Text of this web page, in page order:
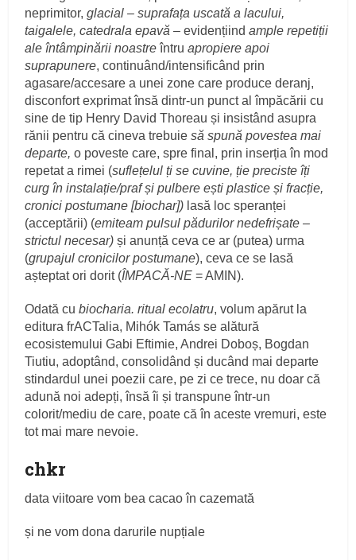
neprimitor,glacial – suprafața uscată a lacului,
taigalele, catedrala epavă – evidențiindample repetiții
ale întâmpinării noastreîntruapropiere apoi
suprapunere, continuând/intensificând prin
agasare/accesare a unei zone care produce deranj,
disconfort exprimat însă dintr-un punct al împăcării cu
sine de tip Henry David Thoreau și insistând asupra
rănii pentru că cineva trebuie să spună povestea mai
departe,o poveste care, spre final, prin inserția în mod
repetat a rimei (suflețelul ți se cuvine, ție preciste îți
curg în instalație/praf și pulbere ești plastice și fracție,
cronici postumane [biochar]) lasă loc speranței
(acceptării) (emiteam pulsul pădurilor nedefrișate –
strictul necesar) și anunță ceva ce ar (putea) urma
(grupajul cronicilor postumane), ceva ce se lasă
așteptat ori dorit (ÎMPACĂ-NE = AMIN).
Odată cubiocharia. ritual ecolatru, volum apărut la
editura frACTalia, Mihók Tamás se alătură
ecosistemului Gabi Eftimie, Andrei Doboș, Bogdan
Tiutiu, adoptând, consolidând și ducând mai departe
stindardul unei poezii care, pe zi ce trece, nu doar că
adună noi adepți, însă îi și transpune într-un
colorit/mediu de care, poate că în aceste vremuri, este
tot mai mare nevoie.
chkr
data viitoare vom bea cacao în cazemată
și ne vom dona darurile nupțiale